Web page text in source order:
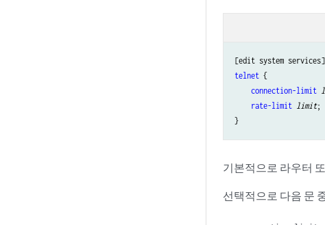
telnet {
connection-limit
rate-limit limit;
기본적으로 라우터
선택적으로 다음 문